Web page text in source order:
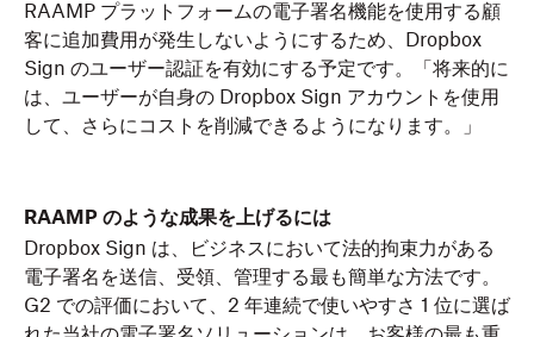
RAAMP プラットフォームの電子署名機能を使用する顧
客に追加費用が発生しないようにするため、Dropbox
Sign のユーザー認証を有効にする予定です。「将来的に
は、ユーザーが自身の Dropbox Sign アカウントを使用
して、さらにコストを削減できるようになります。」
RAAMP のような成果を上げるには
Dropbox Sign は、ビジネスにおいて法的拘束力がある
電子署名を送信、受領、管理する最も簡単な方法です。
G2 での評価において、2 年連続で使いやすさ 1 位に選ば